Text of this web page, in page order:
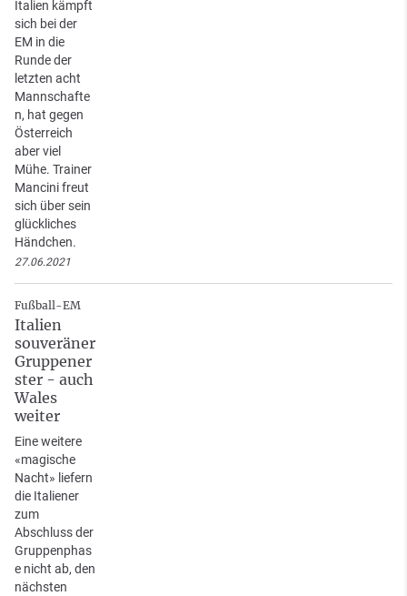
Italien kämpft
sich bei der
EM in die
Runde der
letzten acht
Mannschafte
n, hat gegen
Österreich
aber viel
Mühe. Trainer
Mancini freut
sich über sein
glückliches
Händchen.
27.06.2021
Fußball-EM
Italien
souveräner
Gruppener
ster - auch
Wales
weiter
Eine weitere
«magische
Nacht» liefern
die Italiener
zum
Abschluss der
Gruppenphas
e nicht ab, den
nächsten